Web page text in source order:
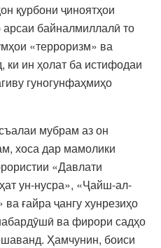
қурбони ҷиноятҳои
байналмиллалӣ то
«терроризм» ва
ки ин ҳолат ба истифодаи
гуногунфаҳмиҳо
мубрам аз он
хоса дар мамолики
«Давлати
ун-нусра», «Ҷайш-ал-
ғайра ҷангу хунрезиҳо
ва фирори садҳо
Ҳамчунин, боиси